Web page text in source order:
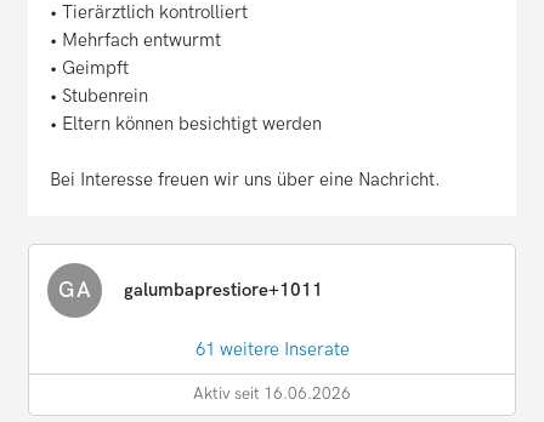
• Tierärztlich kontrolliert
• Mehrfach entwurmt
• Geimpft
• Stubenrein
• Eltern können besichtigt werden
Bei Interesse freuen wir uns über eine Nachricht.
GA galumbaprestiore+1011
61 weitere Inserate
Aktiv seit 16.06.2026